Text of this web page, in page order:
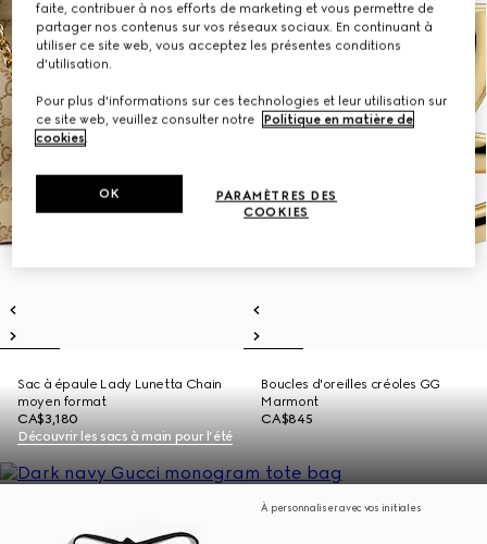
Sac à épaule Lady Lunetta Chain
moyen format
CA$3,180
Boucles d'oreilles créoles GG
Marmont
CA$845
Découvrir les sacs à main pour l’été
À personnaliser avec vos initiales
faite, contribuer à nos efforts de marketing et vous permettre de
partager nos contenus sur vos réseaux sociaux. En continuant à
utiliser ce site web, vous acceptez les présentes conditions
d'utilisation.
Pour plus d'informations sur ces technologies et leur utilisation sur
ce site web, veuillez consulter notre
Politique en matière de
cookies.
PARAMÈTRES DES
COOKIES
OK